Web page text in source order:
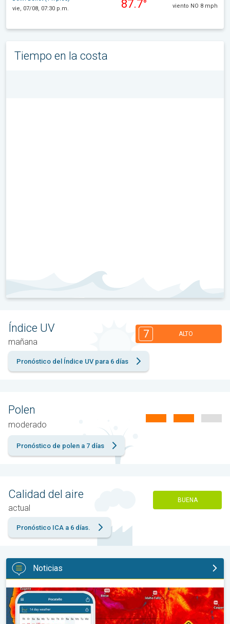
vie, 07/08, 07:30 p.m.
87.7° viento NO 8 mph
Tiempo en la costa
Índice UV
mañana
7 ALTO
Pronóstico del Índice UV para 6 días
Polen
moderado
Pronóstico de polen a 7 días
Calidad del aire
actual
BUENA
Pronóstico ICA a 6 días.
Noticias
Salto de 50 grados Fahrenheit. Extremos en el Noroeste. . .